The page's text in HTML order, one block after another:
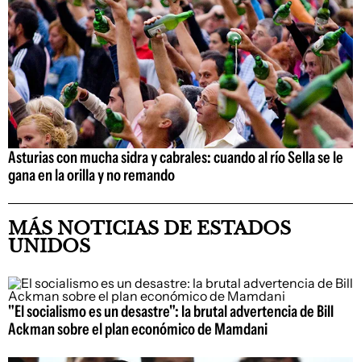
Asturias con mucha sidra y cabrales: cuando al río Sella se le
gana en la orilla y no remando
MÁS NOTICIAS DE ESTADOS
UNIDOS
"El socialismo es un desastre": la brutal advertencia de Bill
Ackman sobre el plan económico de Mamdani